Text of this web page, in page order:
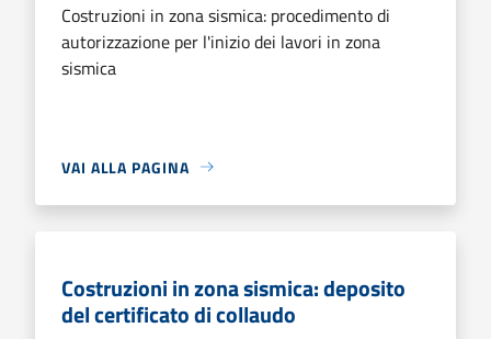
Costruzioni in zona sismica: procedimento di
autorizzazione per l'inizio dei lavori in zona
sismica
VAI ALLA PAGINA
Costruzioni in zona sismica: deposito
del certificato di collaudo